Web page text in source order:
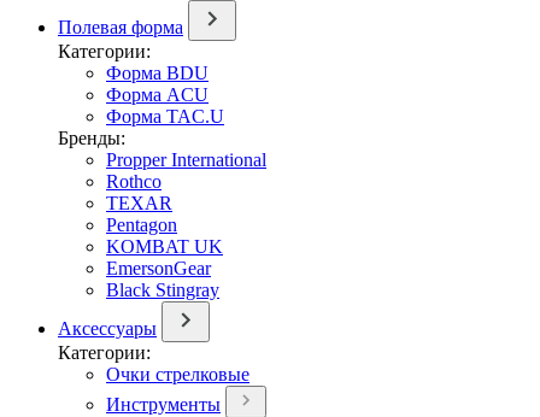
Полевая форма
Категории:
Форма BDU
Форма ACU
Форма TAC.U
Бренды:
Propper International
Rothco
TEXAR
Pentagon
KOMBAT UK
EmersonGear
Black Stingray
Аксессуары
Категории:
Очки стрелковые
Инструменты